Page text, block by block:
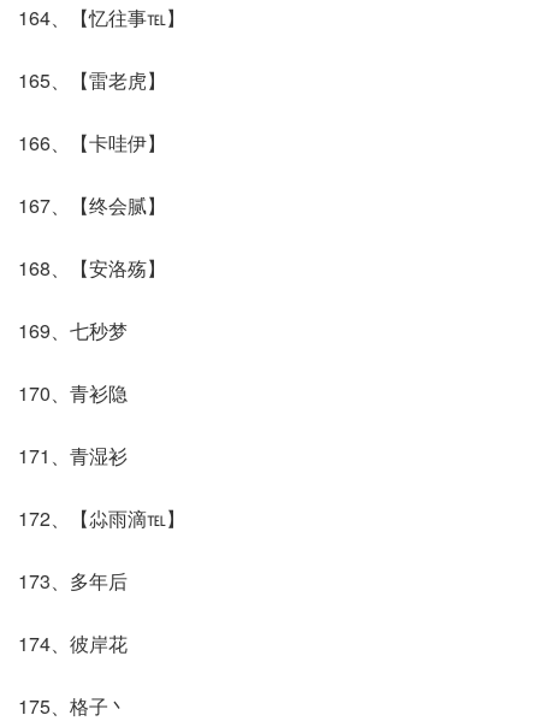
164、【忆往事℡】
165、【雷老虎】
166、【卡哇伊】
167、【终会腻】
168、【安洛殇】
169、七秒梦
170、青衫隐
171、青湿衫
172、【尛雨滴℡】
173、多年后
174、彼岸花
175、格子丶